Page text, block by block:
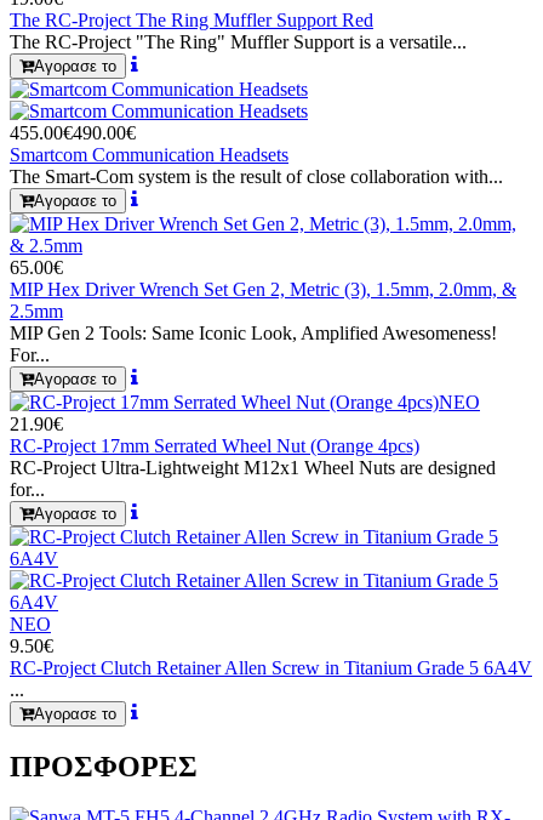
The RC-Project The Ring Muffler Support Red
The RC-Project "The Ring" Muffler Support is a versatile...
Αγορασε το
455.00€490.00€
Smartcom Communication Headsets
The Smart-Com system is the result of close collaboration with...
Αγορασε το
65.00€
MIP Hex Driver Wrench Set Gen 2, Metric (3), 1.5mm, 2.0mm, &
2.5mm
MIP Gen 2 Tools: Same Iconic Look, Amplified Awesomeness!
For...
Αγορασε το
ΝΕΟ
21.90€
RC-Project 17mm Serrated Wheel Nut (Orange 4pcs)
RC-Project Ultra-Lightweight M12x1 Wheel Nuts are designed
for...
Αγορασε το
ΝΕΟ
9.50€
RC-Project Clutch Retainer Allen Screw in Titanium Grade 5 6A4V
...
Αγορασε το
ΠΡΟΣΦΟΡΕΣ